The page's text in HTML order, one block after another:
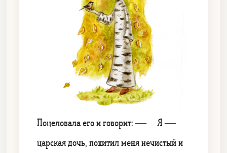
Поцеловала его и говорит: — Я —
царская дочь, похитил меня нечистый и